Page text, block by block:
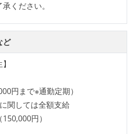
有
標・実績値について、メンバーの
可能になっている
やペアプロ、モブワークなど、ナ
的に行っている（属人性を減らす
または裁量労働制を採用している
ください。
ど
円まで※通勤定期）
関しては全額支給
円）